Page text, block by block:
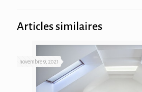
Articles similaires
novembre 9, 2021